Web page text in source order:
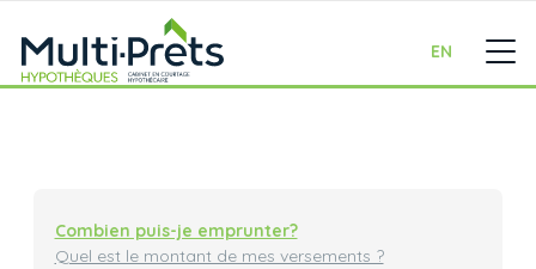
EN
Combien puis-je emprunter?
Quel est le montant de mes versements ?